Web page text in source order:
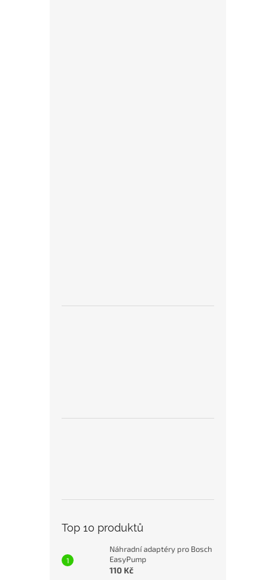
Top 10 produktů
Náhradní adaptéry pro Bosch
EasyPump
110 Kč